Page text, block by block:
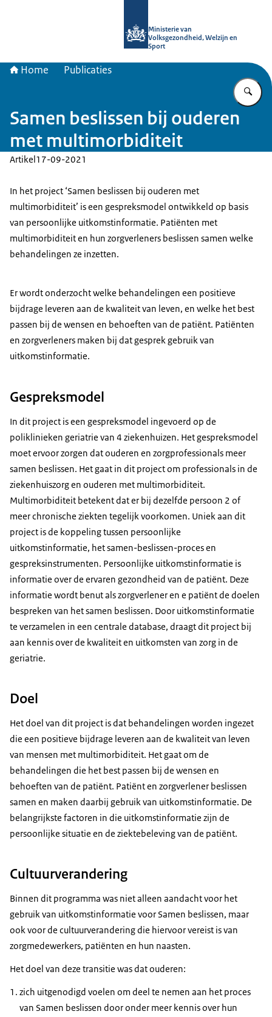
Ministerie van
Volksgezondheid, Welzijn en
Sport
Home Publicaties
Samen beslissen bij ouderen
met multimorbiditeit
Artikel17-09-2021
In het project ‘Samen beslissen bij ouderen met
multimorbiditeit’ is een gespreksmodel ontwikkeld op basis
van persoonlijke uitkomstinformatie. Patiënten met
multimorbiditeit en hun zorgverleners beslissen samen welke
behandelingen ze inzetten.
Er wordt onderzocht welke behandelingen een positieve
bijdrage leveren aan de kwaliteit van leven, en welke het best
passen bij de wensen en behoeften van de patiënt. Patiënten
en zorgverleners maken bij dat gesprek gebruik van
uitkomstinformatie.
Gespreksmodel
In dit project is een gespreksmodel ingevoerd op de
poliklinieken geriatrie van 4 ziekenhuizen. Het gespreksmodel
moet ervoor zorgen dat ouderen en zorgprofessionals meer
samen beslissen. Het gaat in dit project om professionals in de
ziekenhuiszorg en ouderen met multimorbiditeit.
Multimorbiditeit betekent dat er bij dezelfde persoon 2 of
meer chronische ziekten tegelijk voorkomen. Uniek aan dit
project is de koppeling tussen persoonlijke
uitkomstinformatie, het samen-beslissen-proces en
gespreksinstrumenten. Persoonlijke uitkomstinformatie is
informatie over de ervaren gezondheid van de patiënt. Deze
informatie wordt benut als zorgverlener en e patiënt de doelen
bespreken van het samen beslissen. Door uitkomstinformatie
te verzamelen in een centrale database, draagt dit project bij
aan kennis over de kwaliteit en uitkomsten van zorg in de
geriatrie.
Doel
Het doel van dit project is dat behandelingen worden ingezet
die een positieve bijdrage leveren aan de kwaliteit van leven
van mensen met multimorbiditeit. Het gaat om de
behandelingen die het best passen bij de wensen en
behoeften van de patiënt. Patiënt en zorgverlener beslissen
samen en maken daarbij gebruik van uitkomstinformatie. De
belangrijkste factoren in die uitkomstinformatie zijn de
persoonlijke situatie en de ziektebeleving van de patiënt.
Cultuurverandering
Binnen dit programma was niet alleen aandacht voor het
gebruik van uitkomstinformatie voor Samen beslissen, maar
ook voor de cultuurverandering die hiervoor vereist is van
zorgmedewerkers, patiënten en hun naasten.
Het doel van deze transitie was dat ouderen:
zich uitgenodigd voelen om deel te nemen aan het proces
van Samen beslissen door onder meer kennis over hun